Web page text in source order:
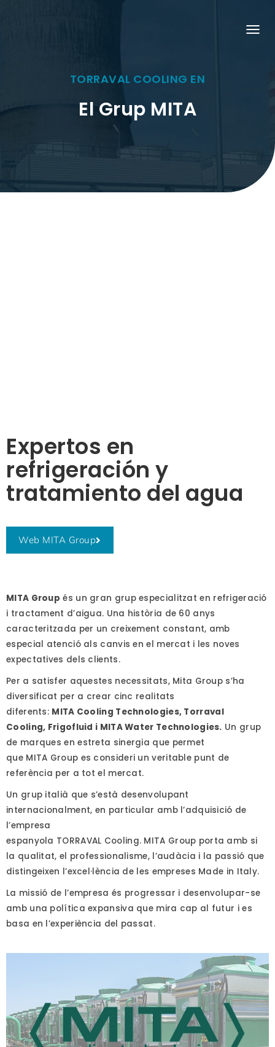
Ó
TORRAVAL COOLING EN
El Grup MITA
Expertos en
refrigeración y
tratamiento del agua
Web MITA Group
MITA Group és un gran grup especialitzat en refrigeració
i tractament d’aigua. Una història de 60 anys
caracteritzada per un creixement constant, amb
especial atenció als canvis en el mercat i les noves
expectatives dels clients.
Per a satisfer aquestes necessitats, Mita Group s’ha
diversificat per a crear cinc realitats
diferents: MITA Cooling Technologies, Torraval
Cooling, Frigofluid i MITA Water Technologies. Un grup
de marques en estreta sinergia que permet
que MITA Group es consideri un veritable punt de
referència per a tot el mercat.
Un grup italià que s’està desenvolupant
internacionalment, en particular amb l’adquisició de
l’empresa
espanyola TORRAVAL Cooling. MITA Group porta amb si
la qualitat, el professionalisme, l’audàcia i la passió que
distingeixen l’excel·lència de les empreses Made in Italy.
La missió de l’empresa és progressar i desenvolupar-se
amb una política expansiva que mira cap al futur i es
basa en l’experiència del passat.